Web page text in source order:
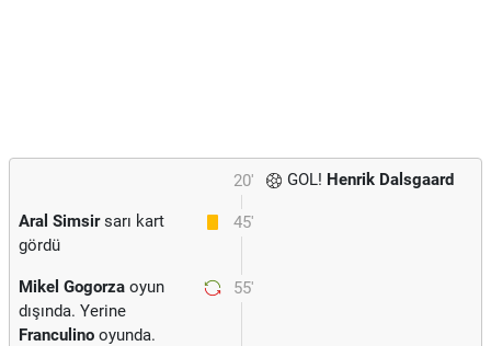
20' GOL! Henrik Dalsgaard
45'
Aral Simsirsarı kart
gördü
55'
Mikel Gogorza oyun
dışında. Yerine
Franculino oyunda.